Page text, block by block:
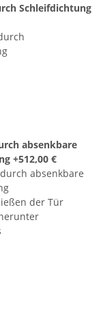
Schleifdichtung
absenkbare
+512,00 €
absenkbare
der Tür